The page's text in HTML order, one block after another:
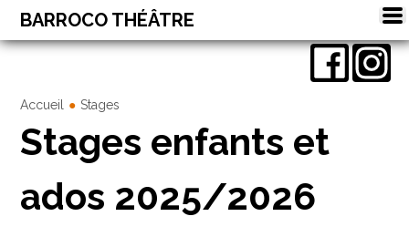
BARROCO THÉÂTRE
Stages
Théâtre forum
Agenda
Accueil Stages
Stages enfants et
ados 2025/2026